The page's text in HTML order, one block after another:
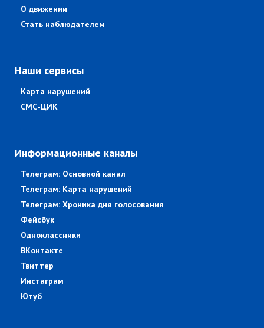
О движении
Стать наблюдателем
Наши сервисы
Карта нарушений
СМС-ЦИК
Информационные каналы
Телеграм: Основной канал
Телеграм: Карта нарушений
Телеграм: Хроника дня голосования
Фейсбук
Одноклассники
ВКонтакте
Твиттер
Инстаграм
Ютуб